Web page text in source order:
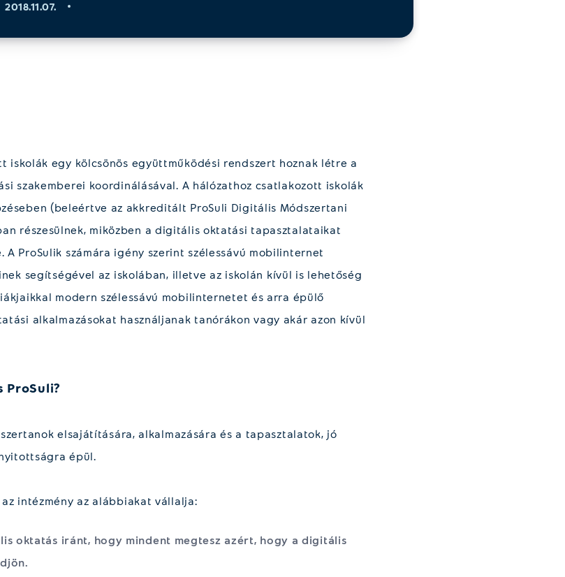
2018.11.07.
iskolák egy kölcsönös együttműködési rendszert hoznak létre a
szakemberei koordinálásával. A hálózathoz csatlakozott iskolák
(beleértve az akkreditált ProSuli Digitális Módszertani
részesülnek, miközben a digitális oktatási tapasztalataikat
ProSulik számára igény szerint szélessávú mobilinternet
segítségével az iskolában, illetve az iskolán kívül is lehetőség
modern szélessávú mobilinternetet és arra épülő
alkalmazásokat használjanak tanórákon vagy akár azon kívül
ProSuli?
elsajátítására, alkalmazására és a tapasztalatok, jó
épül.
intézmény az alábbiakat vállalja:
oktatás iránt, hogy mindent megtesz azért, hogy a digitális